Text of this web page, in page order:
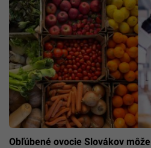
Obľúbené ovocie Slovákov